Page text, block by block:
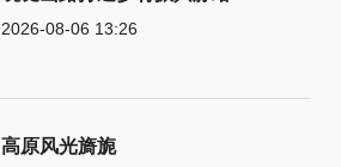
2026-08-06 13:26
高原风光旖旎